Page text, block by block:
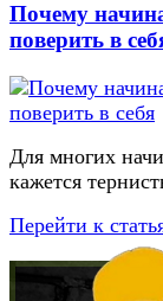
Почему
поверить в
Для многих
кажется
Перейти к